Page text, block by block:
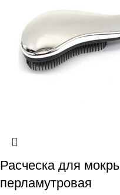
Расческа для
перламутровая